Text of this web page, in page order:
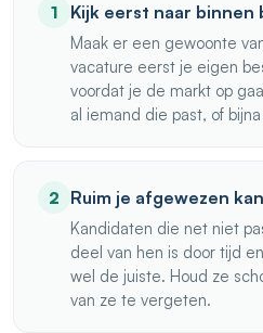
1 Kijk eerst naar binnen
Maak er een gewoonte
vacature eerst je eigen
voordat je de markt op
al iemand die past, of
2 Ruim je afgewezen
Kandidaten die net niet
deel van hen is door tijd
wel de juiste. Houd ze
van ze te vergeten.